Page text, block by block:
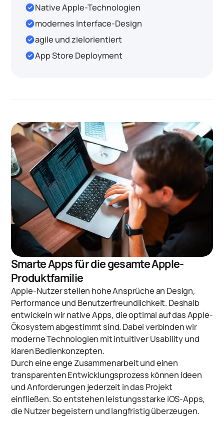
check_circleNative Apple-Technologien
check_circlemodernes Interface-Design
check_circleagile und zielorientiert
check_circleApp Store Deployment
Smarte Apps für die gesamte Apple-
Produktfamilie
Apple-Nutzer stellen hohe Ansprüche an Design,
Performance und Benutzerfreundlichkeit. Deshalb
entwickeln wir native Apps, die optimal auf das Apple-
Ökosystem abgestimmt sind. Dabei verbinden wir
moderne Technologien mit intuitiver Usability und
klaren Bedienkonzepten.
Durch eine enge Zusammenarbeit und einen
transparenten Entwicklungsprozess können Ideen
und Anforderungen jederzeit in das Projekt
einfließen. So entstehen leistungsstarke iOS-Apps,
die Nutzer begeistern und langfristig überzeugen.